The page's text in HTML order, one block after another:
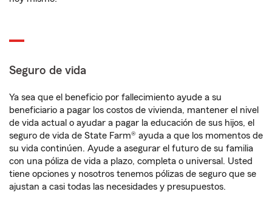
Seguro de vida
Ya sea que el beneficio por fallecimiento ayude a su
beneficiario a pagar los costos de vivienda, mantener el nivel
de vida actual o ayudar a pagar la educación de sus hijos, el
seguro de vida de State Farm® ayuda a que los momentos de
su vida continúen. Ayude a asegurar el futuro de su familia
con una póliza de vida a plazo, completa o universal. Usted
tiene opciones y nosotros tenemos pólizas de seguro que se
ajustan a casi todas las necesidades y presupuestos.